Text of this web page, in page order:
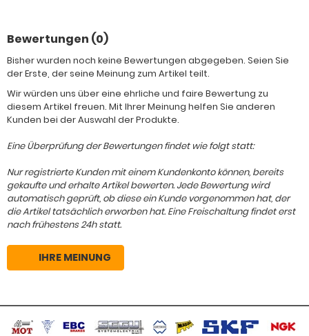
Bewertungen (0)
Bisher wurden noch keine Bewertungen abgegeben. Seien Sie
der Erste, der seine Meinung zum Artikel teilt.
Wir würden uns über eine ehrliche und faire Bewertung zu
diesem Artikel freuen. Mit Ihrer Meinung helfen Sie anderen
Kunden bei der Auswahl der Produkte.
Eine Überprüfung der Bewertungen findet wie folgt statt:
Nur registrierte Kunden mit einem Kundenkonto können, bereits
gekaufte und erhalte Artikel bewerten. Jede Bewertung wird
automatisch geprüft, ob diese ein Kunde vorgenommen hat, der
die Artikel tatsächlich erworben hat. Eine Freischaltung findet erst
nach frühestens 24h statt.
IHRE MEINUNG